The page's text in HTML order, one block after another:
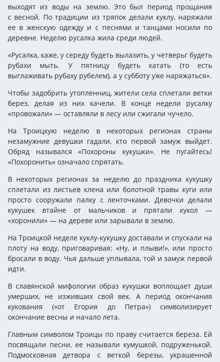
выходят из воды на землю. Это был период прощания
с весной. По традиции из тряпок делали куклу, наряжали
ее в женскую одежду и с песнями и танцами носили по
деревне. Неделю русалка жила среди людей.
«Русалка, каже, у середу будеть вылазить, у четверьг будеть
рубахи мыть. У пятницу будеть катать (то есть
выглаживать рубаху рубелем), а у субботу уже наряжаться».
Чтобы задобрить утопленниц, жители села сплетали ветки
берез, делая из них качели. В конце недели русалку
«провожали» — оставляли в лесу или сжигали чучело.
На Троицкую неделю в некоторых регионах страны
незамужние девушки гадали, кто первой замуж выйдет.
Обряд назывался «Похороны кукушки». Не пугайтесь!
«Похоронить» означало спрятать.
В некоторых регионах за неделю до праздника кукушку
сплетали из листьев клена или болотной травы куги или
просто сооружали палку с ленточками. Девочки делали
кукушек втайне от мальчиков и прятали кукол —
«хоронили» — на дереве или зарывали в землю.
На Троицкой неделе куклу-кукушку доставали и спускали на
плоту на воду, приговаривая: «Ну, и плыви!», или просто
бросали в воду. Чья дальше уплывала, той и замуж первой
идти.
В славянской мифологии образ кукушки воплощает души
умерших, не изживших свой век. А период окончания
кукования («от Егория до Петра») символизирует
окончание весны и начало лета.
Главным символом Троицы по праву считается береза. Ей
посвящали песни, ее называли кумушкой, подруженькой.
Подмосковная детвора с веткой березы, украшенной